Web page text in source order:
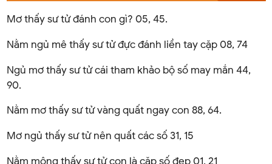
Mơ thấy sư tử đánh con gì? 05, 45.
Nằm ngủ mê thấy sư tử đực đánh liền tay cặp 08, 74
Ngủ mơ thấy sư tử cái tham khảo bộ số may mắn 44,
90.
Nằm mơ thấy sư tử vàng quất ngay con 88, 64.
Mơ ngủ thấy sư tử nên quất các số 31, 15
Nằm mộng thấy sư tử con là cặp số đẹp 01, 21